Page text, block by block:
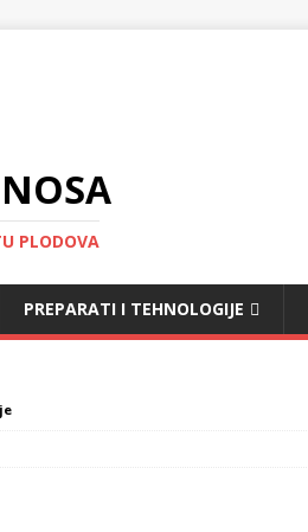
PLODOVA
PREPARATI I TEHNOLOGIJE